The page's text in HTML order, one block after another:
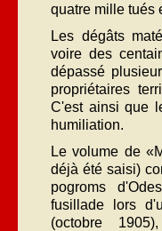
quatre mille tués
Les dégâts
voire des
dépassé
propriétaires
C'est ainsi que
humiliation.
Le volume de
déjà été saisi)
pogroms
fusillade lors
(octobre